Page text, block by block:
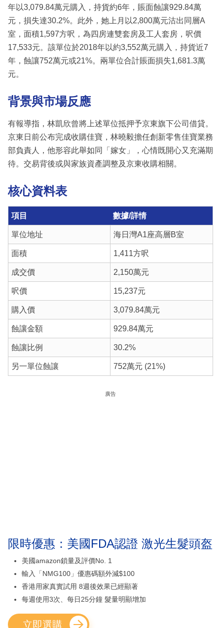
年以3,079.84萬元購入，持貨約6年，賬面蝕讓929.84萬
元，損失達30.2%。此外，她上月以2,800萬元沽出同層A
室，面積1,597方呎，為四房連雙套房及工人套房，呎價
17,533元。該單位於2018年以約3,552萬元購入，持貨近7
年，蝕讓752萬元或21%。兩單位合計賬面損失1,681.3萬
元。
背景與市場反應
有報導指，林凱欣曾將上述單位抵押予京東旗下公司借貸。
京東日前公布完成收購佳寶，林曉毅擔任創新零售佳寶業務
部負責人，他形容此舉如同「嫁女」，心情既開心又充滿期
待。交易背後或與家族資產調整及京東收購相關。
核心資料表
項目 數據/詳情
單位地址 海日灣A1座高層B室
面積 1,411方呎
成交價 2,150萬元
呎價 15,237元
購入價 3,079.84萬元
蝕讓金額 929.84萬元
蝕讓比例 30.2%
另一單位蝕讓 752萬元 (21%)
廣告
限時優惠：美國FDA認證 激光生髮頭盔
美國amazon鎖量及評價No. 1
輸入「NMG100」優惠碼額外減$100
香港用家真實試用 8週後效果已經顯著
每週使用3次、每日25分鐘 髮量明顯增加
立即選購